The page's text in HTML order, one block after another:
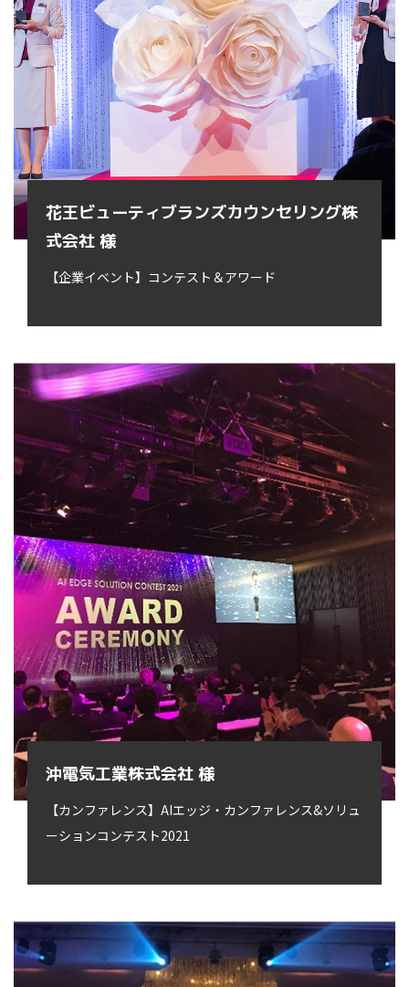
花王ビューティブランズカウンセリング株
式会社 様
【企業イベント】コンテスト＆アワード
沖電気工業株式会社 様
【カンファレンス】AIエッジ・カンファレンス&ソリュ
ーションコンテスト2021